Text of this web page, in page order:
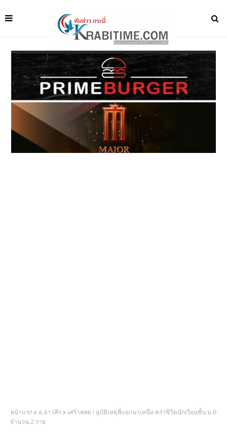
หน้าแรก อ.อ่าวลึก
เศร้าสลด ! อุบัติเหตุสี่แยกนาเหนือ คร่าชีวิตนักเรียนชั้น ม.6
จำนวน 2 ราย